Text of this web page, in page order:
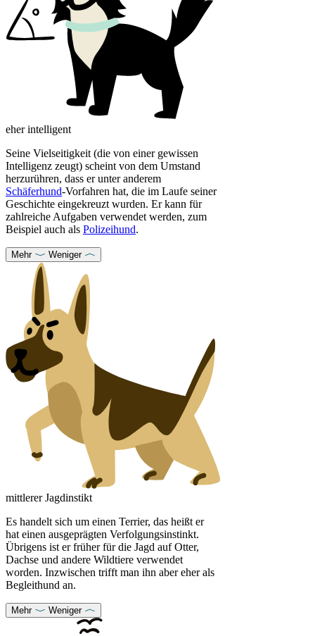
eher intelligent
Seine Vielseitigkeit (die von einer gewissen
Intelligenz zeugt) scheint von dem Umstand
herzurühren, dass er unter anderem
Schäferhund-Vorfahren hat, die im Laufe seiner
Geschichte eingekreuzt wurden. Er kann für
zahlreiche Aufgaben verwendet werden, zum
Beispiel auch als Polizeihund.
Mehr Weniger
mittlerer Jagdinstikt
Es handelt sich um einen Terrier, das heißt er
hat einen ausgeprägten Verfolgungsinstinkt.
Übrigens ist er früher für die Jagd auf Otter,
Dachse und andere Wildtiere verwendet
worden. Inzwischen trifft man ihn aber eher als
Begleithund an.
Mehr Weniger